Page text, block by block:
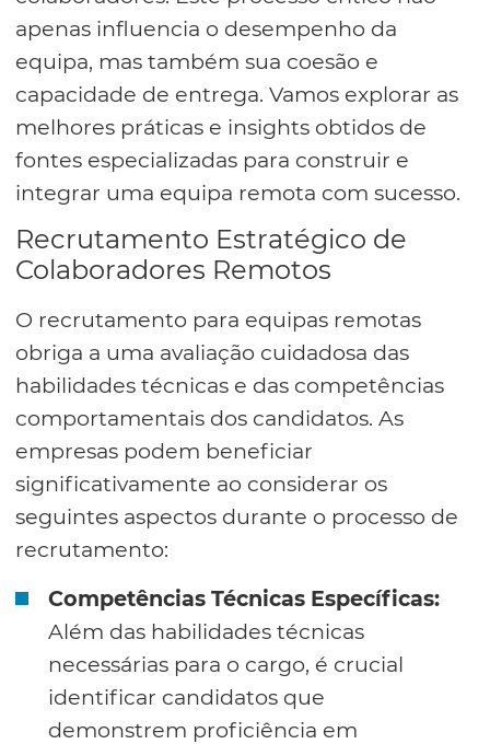
apenas influencia o desempenho da
equipa, mas também sua coesão e
capacidade de entrega. Vamos explorar as
melhores práticas e insights obtidos de
fontes especializadas para construir e
integrar uma equipa remota com sucesso.
Recrutamento Estratégico de
Colaboradores Remotos
O recrutamento para equipas remotas
obriga a uma avaliação cuidadosa das
habilidades técnicas e das competências
comportamentais dos candidatos. As
empresas podem beneficiar
significativamente ao considerar os
seguintes aspectos durante o processo de
recrutamento:
Competências Técnicas Específicas:
Além das habilidades técnicas
necessárias para o cargo, é crucial
identificar candidatos que
demonstrem proficiência em